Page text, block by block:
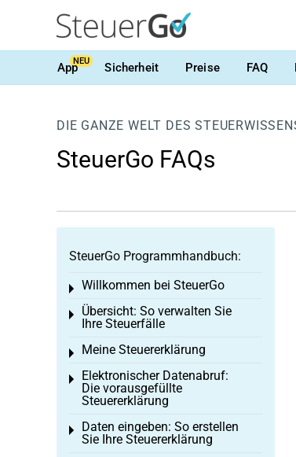
AppNEU Sicherheit Preise FAQ
DIE GANZE WELT DES
SteuerGo FAQs
SteuerGo Programmhandbuch:
Willkommen bei SteuerGo
Toggle menu
Übersicht: So verwalten Sie
Ihre Steuerfälle
Toggle menu
Meine Steuererklärung
Toggle menu
Elektronischer Datenabruf:
Die vorausgefüllte
Steuererklärung
Toggle menu
Daten eingeben: So erstellen
Sie Ihre Steuererklärung
Toggle menu